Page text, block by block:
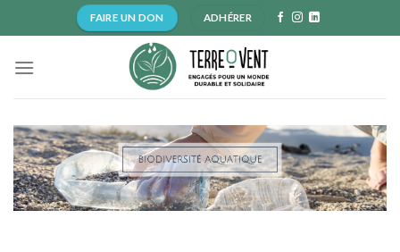
to
FAIRE UN DON ADHÉRER